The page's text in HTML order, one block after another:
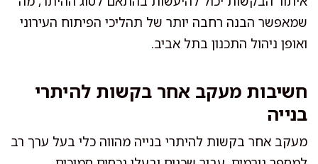
שמאפשר הבנה רחבה יותר של תהליכי הפיתוח העירוני
ואופן ניהול התכנון בתל אביב.
חשיבות מעקב אחר בקשות להיתרי
בנייה
מעקב אחר בקשות להיתרי בנייה מהווה כלי בעל ערך רב